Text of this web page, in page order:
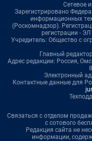
Сетевое
Зарегистрировано
информационных
(Роскомнадзор).
регистрации -
Учредитель: Общество с
Главный
Адрес редакции: Россия,
Электронный
Контактные данные для
Связаться с отделом
с сотового
Редакция сайта не
информации,